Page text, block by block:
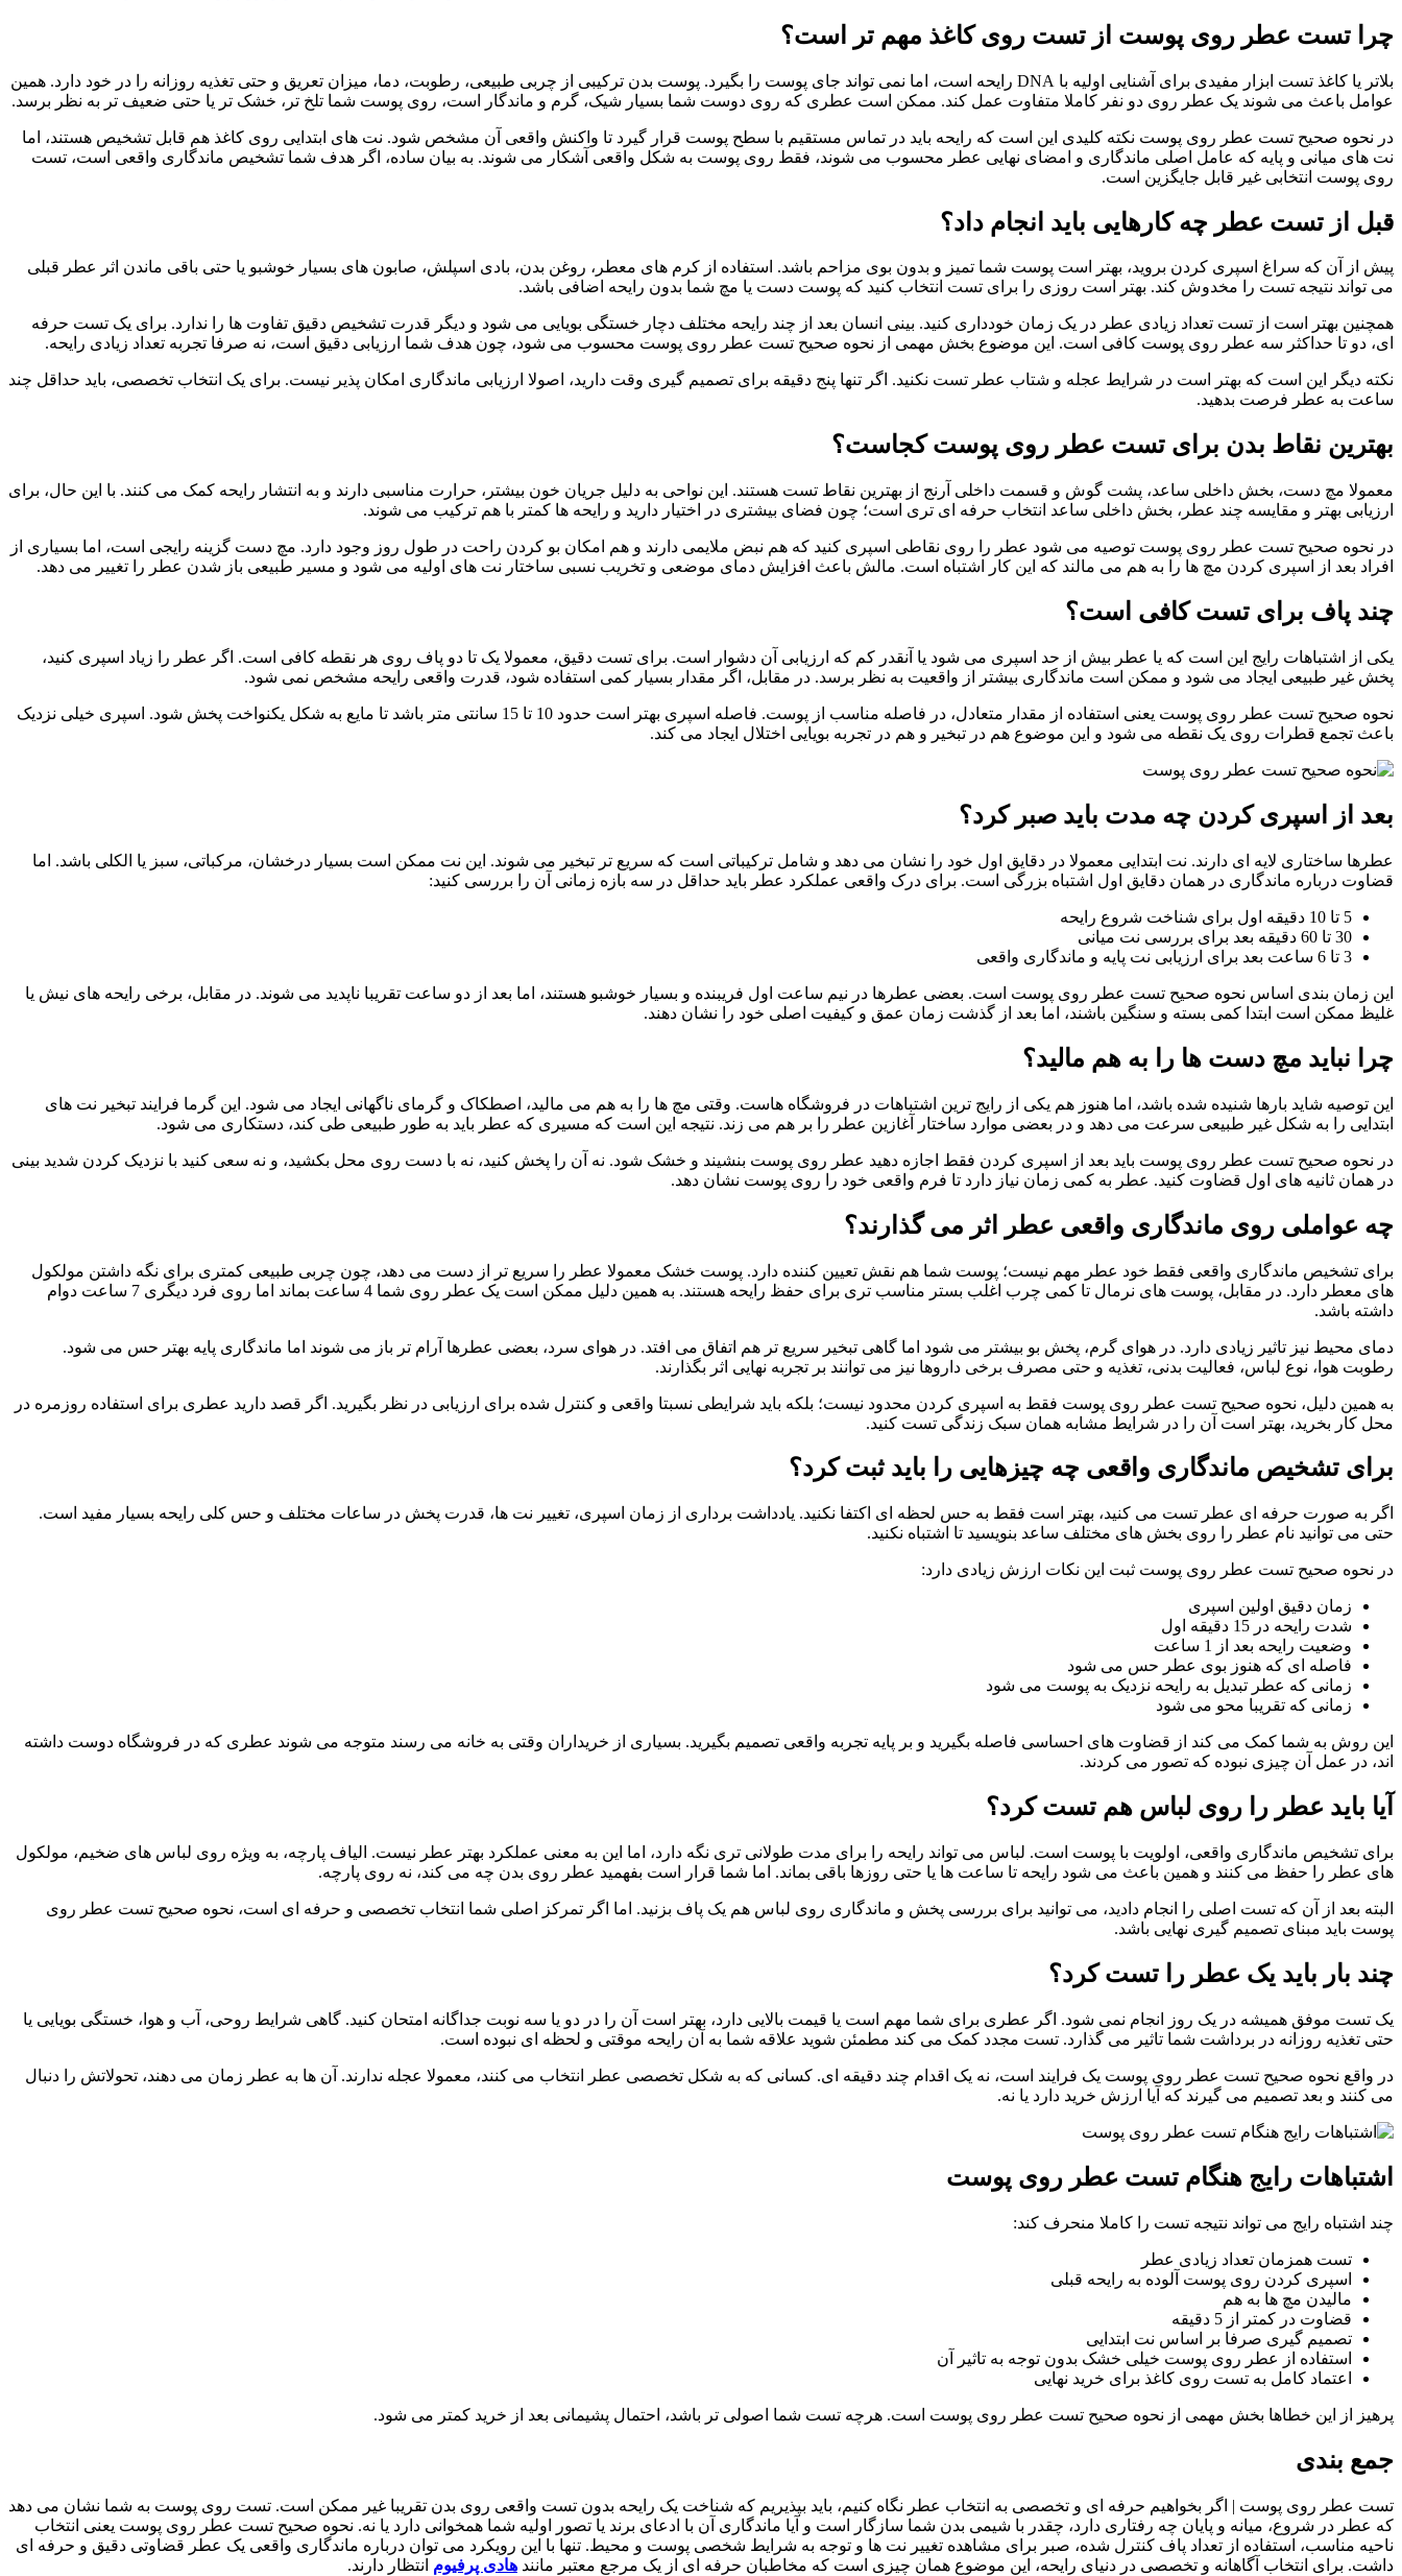
چرا تست عطر روی پوست از تست روی کاغذ مهم تر است؟
بلاتر یا کاغذ تست ابزار مفیدی برای آشنایی اولیه با DNA رایحه است، اما نمی تواند جای پوست را بگیرد. پوست بدن ترکیبی از چربی طبیعی، رطوبت، دما، میزان تعریق و حتی تغذیه روزانه را در خود دارد. همین
عوامل باعث می شوند یک عطر روی دو نفر کاملا متفاوت عمل کند. ممکن است عطری که روی دوست شما بسیار شیک، گرم و ماندگار است، روی پوست شما تلخ تر، خشک تر یا حتی ضعیف تر به نظر برسد.
در نحوه صحیح تست عطر روی پوست نکته کلیدی این است که رایحه باید در تماس مستقیم با سطح پوست قرار گیرد تا واکنش واقعی آن مشخص شود. نت های ابتدایی روی کاغذ هم قابل تشخیص هستند، اما
نت های میانی و پایه که عامل اصلی ماندگاری و امضای نهایی عطر محسوب می شوند، فقط روی پوست به شکل واقعی آشکار می شوند. به بیان ساده، اگر هدف شما تشخیص ماندگاری واقعی است، تست
روی پوست انتخابی غیر قابل جایگزین است.
قبل از تست عطر چه کارهایی باید انجام داد؟
پیش از آن که سراغ اسپری کردن بروید، بهتر است پوست شما تمیز و بدون بوی مزاحم باشد. استفاده از کرم های معطر، روغن بدن، بادی اسپلش، صابون های بسیار خوشبو یا حتی باقی ماندن اثر عطر قبلی
می تواند نتیجه تست را مخدوش کند. بهتر است روزی را برای تست انتخاب کنید که پوست دست یا مچ شما بدون رایحه اضافی باشد.
همچنین بهتر است از تست تعداد زیادی عطر در یک زمان خودداری کنید. بینی انسان بعد از چند رایحه مختلف دچار خستگی بویایی می شود و دیگر قدرت تشخیص دقیق تفاوت ها را ندارد. برای یک تست حرفه
ای، دو تا حداکثر سه عطر روی پوست کافی است. این موضوع بخش مهمی از نحوه صحیح تست عطر روی پوست محسوب می شود، چون هدف شما ارزیابی دقیق است، نه صرفا تجربه تعداد زیادی رایحه.
نکته دیگر این است که بهتر است در شرایط عجله و شتاب عطر تست نکنید. اگر تنها پنج دقیقه برای تصمیم گیری وقت دارید، اصولا ارزیابی ماندگاری امکان پذیر نیست. برای یک انتخاب تخصصی، باید حداقل چند
ساعت به عطر فرصت بدهید.
بهترین نقاط بدن برای تست عطر روی پوست کجاست؟
معمولا مچ دست، بخش داخلی ساعد، پشت گوش و قسمت داخلی آرنج از بهترین نقاط تست هستند. این نواحی به دلیل جریان خون بیشتر، حرارت مناسبی دارند و به انتشار رایحه کمک می کنند. با این حال، برای
ارزیابی بهتر و مقایسه چند عطر، بخش داخلی ساعد انتخاب حرفه ای تری است؛ چون فضای بیشتری در اختیار دارید و رایحه ها کمتر با هم ترکیب می شوند.
در نحوه صحیح تست عطر روی پوست توصیه می شود عطر را روی نقاطی اسپری کنید که هم نبض ملایمی دارند و هم امکان بو کردن راحت در طول روز وجود دارد. مچ دست گزینه رایجی است، اما بسیاری از
افراد بعد از اسپری کردن مچ ها را به هم می مالند که این کار اشتباه است. مالش باعث افزایش دمای موضعی و تخریب نسبی ساختار نت های اولیه می شود و مسیر طبیعی باز شدن عطر را تغییر می دهد.
چند پاف برای تست کافی است؟
یکی از اشتباهات رایج این است که یا عطر بیش از حد اسپری می شود یا آنقدر کم که ارزیابی آن دشوار است. برای تست دقیق، معمولا یک تا دو پاف روی هر نقطه کافی است. اگر عطر را زیاد اسپری کنید،
پخش غیر طبیعی ایجاد می شود و ممکن است ماندگاری بیشتر از واقعیت به نظر برسد. در مقابل، اگر مقدار بسیار کمی استفاده شود، قدرت واقعی رایحه مشخص نمی شود.
نحوه صحیح تست عطر روی پوست یعنی استفاده از مقدار متعادل، در فاصله مناسب از پوست. فاصله اسپری بهتر است حدود 10 تا 15 سانتی متر باشد تا مایع به شکل یکنواخت پخش شود. اسپری خیلی نزدیک
باعث تجمع قطرات روی یک نقطه می شود و این موضوع هم در تبخیر و هم در تجربه بویایی اختلال ایجاد می کند.
بعد از اسپری کردن چه مدت باید صبر کرد؟
عطرها ساختاری لایه ای دارند. نت ابتدایی معمولا در دقایق اول خود را نشان می دهد و شامل ترکیباتی است که سریع تر تبخیر می شوند. این نت ممکن است بسیار درخشان، مرکباتی، سبز یا الکلی باشد. اما
قضاوت درباره ماندگاری در همان دقایق اول اشتباه بزرگی است. برای درک واقعی عملکرد عطر باید حداقل در سه بازه زمانی آن را بررسی کنید:
5 تا 10 دقیقه اول برای شناخت شروع رایحه
30 تا 60 دقیقه بعد برای بررسی نت میانی
3 تا 6 ساعت بعد برای ارزیابی نت پایه و ماندگاری واقعی
این زمان بندی اساس نحوه صحیح تست عطر روی پوست است. بعضی عطرها در نیم ساعت اول فریبنده و بسیار خوشبو هستند، اما بعد از دو ساعت تقریبا ناپدید می شوند. در مقابل، برخی رایحه های نیش یا
غلیظ ممکن است ابتدا کمی بسته و سنگین باشند، اما بعد از گذشت زمان عمق و کیفیت اصلی خود را نشان دهند.
چرا نباید مچ دست ها را به هم مالید؟
این توصیه شاید بارها شنیده شده باشد، اما هنوز هم یکی از رایج ترین اشتباهات در فروشگاه هاست. وقتی مچ ها را به هم می مالید، اصطکاک و گرمای ناگهانی ایجاد می شود. این گرما فرایند تبخیر نت های
ابتدایی را به شکل غیر طبیعی سرعت می دهد و در بعضی موارد ساختار آغازین عطر را بر هم می زند. نتیجه این است که مسیری که عطر باید به طور طبیعی طی کند، دستکاری می شود.
در نحوه صحیح تست عطر روی پوست باید بعد از اسپری کردن فقط اجازه دهید عطر روی پوست بنشیند و خشک شود. نه آن را پخش کنید، نه با دست روی محل بکشید، و نه سعی کنید با نزدیک کردن شدید بینی
در همان ثانیه های اول قضاوت کنید. عطر به کمی زمان نیاز دارد تا فرم واقعی خود را روی پوست نشان دهد.
چه عواملی روی ماندگاری واقعی عطر اثر می گذارند؟
برای تشخیص ماندگاری واقعی فقط خود عطر مهم نیست؛ پوست شما هم نقش تعیین کننده دارد. پوست خشک معمولا عطر را سریع تر از دست می دهد، چون چربی طبیعی کمتری برای نگه داشتن مولکول
های معطر دارد. در مقابل، پوست های نرمال تا کمی چرب اغلب بستر مناسب تری برای حفظ رایحه هستند. به همین دلیل ممکن است یک عطر روی شما 4 ساعت بماند اما روی فرد دیگری 7 ساعت دوام
داشته باشد.
دمای محیط نیز تاثیر زیادی دارد. در هوای گرم، پخش بو بیشتر می شود اما گاهی تبخیر سریع تر هم اتفاق می افتد. در هوای سرد، بعضی عطرها آرام تر باز می شوند اما ماندگاری پایه بهتر حس می شود.
رطوبت هوا، نوع لباس، فعالیت بدنی، تغذیه و حتی مصرف برخی داروها نیز می توانند بر تجربه نهایی اثر بگذارند.
به همین دلیل، نحوه صحیح تست عطر روی پوست فقط به اسپری کردن محدود نیست؛ بلکه باید شرایطی نسبتا واقعی و کنترل شده برای ارزیابی در نظر بگیرید. اگر قصد دارید عطری برای استفاده روزمره در
محل کار بخرید، بهتر است آن را در شرایط مشابه همان سبک زندگی تست کنید.
برای تشخیص ماندگاری واقعی چه چیزهایی را باید ثبت کرد؟
اگر به صورت حرفه ای عطر تست می کنید، بهتر است فقط به حس لحظه ای اکتفا نکنید. یادداشت برداری از زمان اسپری، تغییر نت ها، قدرت پخش در ساعات مختلف و حس کلی رایحه بسیار مفید است.
حتی می توانید نام عطر را روی بخش های مختلف ساعد بنویسید تا اشتباه نکنید.
در نحوه صحیح تست عطر روی پوست ثبت این نکات ارزش زیادی دارد:
زمان دقیق اولین اسپری
شدت رایحه در 15 دقیقه اول
وضعیت رایحه بعد از 1 ساعت
فاصله ای که هنوز بوی عطر حس می شود
زمانی که عطر تبدیل به رایحه نزدیک به پوست می شود
زمانی که تقریبا محو می شود
این روش به شما کمک می کند از قضاوت های احساسی فاصله بگیرید و بر پایه تجربه واقعی تصمیم بگیرید. بسیاری از خریداران وقتی به خانه می رسند متوجه می شوند عطری که در فروشگاه دوست داشته
اند، در عمل آن چیزی نبوده که تصور می کردند.
آیا باید عطر را روی لباس هم تست کرد؟
برای تشخیص ماندگاری واقعی، اولویت با پوست است. لباس می تواند رایحه را برای مدت طولانی تری نگه دارد، اما این به معنی عملکرد بهتر عطر نیست. الیاف پارچه، به ویژه روی لباس های ضخیم، مولکول
های عطر را حفظ می کنند و همین باعث می شود رایحه تا ساعت ها یا حتی روزها باقی بماند. اما شما قرار است بفهمید عطر روی بدن چه می کند، نه روی پارچه.
البته بعد از آن که تست اصلی را انجام دادید، می توانید برای بررسی پخش و ماندگاری روی لباس هم یک پاف بزنید. اما اگر تمرکز اصلی شما انتخاب تخصصی و حرفه ای است، نحوه صحیح تست عطر روی
پوست باید مبنای تصمیم گیری نهایی باشد.
چند بار باید یک عطر را تست کرد؟
یک تست موفق همیشه در یک روز انجام نمی شود. اگر عطری برای شما مهم است یا قیمت بالایی دارد، بهتر است آن را در دو یا سه نوبت جداگانه امتحان کنید. گاهی شرایط روحی، آب و هوا، خستگی بویایی یا
حتی تغذیه روزانه در برداشت شما تاثیر می گذارد. تست مجدد کمک می کند مطمئن شوید علاقه شما به آن رایحه موقتی و لحظه ای نبوده است.
در واقع نحوه صحیح تست عطر روی پوست یک فرایند است، نه یک اقدام چند دقیقه ای. کسانی که به شکل تخصصی عطر انتخاب می کنند، معمولا عجله ندارند. آن ها به عطر زمان می دهند، تحولاتش را دنبال
می کنند و بعد تصمیم می گیرند که آیا ارزش خرید دارد یا نه.
اشتباهات رایج هنگام تست عطر روی پوست
چند اشتباه رایج می تواند نتیجه تست را کاملا منحرف کند:
تست همزمان تعداد زیادی عطر
اسپری کردن روی پوست آلوده به رایحه قبلی
مالیدن مچ ها به هم
قضاوت در کمتر از 5 دقیقه
تصمیم گیری صرفا بر اساس نت ابتدایی
استفاده از عطر روی پوست خیلی خشک بدون توجه به تاثیر آن
اعتماد کامل به تست روی کاغذ برای خرید نهایی
پرهیز از این خطاها بخش مهمی از نحوه صحیح تست عطر روی پوست است. هرچه تست شما اصولی تر باشد، احتمال پشیمانی بعد از خرید کمتر می شود.
جمع بندی
تست عطر روی پوست | اگر بخواهیم حرفه ای و تخصصی به انتخاب عطر نگاه کنیم، باید بپذیریم که شناخت یک رایحه بدون تست واقعی روی بدن تقریبا غیر ممکن است. تست روی پوست به شما نشان می دهد
که عطر در شروع، میانه و پایان چه رفتاری دارد، چقدر با شیمی بدن شما سازگار است و آیا ماندگاری آن با ادعای برند یا تصور اولیه شما همخوانی دارد یا نه. نحوه صحیح تست عطر روی پوست یعنی انتخاب
ناحیه مناسب، استفاده از تعداد پاف کنترل شده، صبر برای مشاهده تغییر نت ها و توجه به شرایط شخصی پوست و محیط. تنها با این رویکرد می توان درباره ماندگاری واقعی یک عطر قضاوتی دقیق و حرفه ای
داشت. برای انتخاب آگاهانه و تخصصی در دنیای رایحه، این موضوع همان چیزی است که مخاطبان حرفه ای از یک مرجع معتبر مانند هادی پرفیوم انتظار دارند.